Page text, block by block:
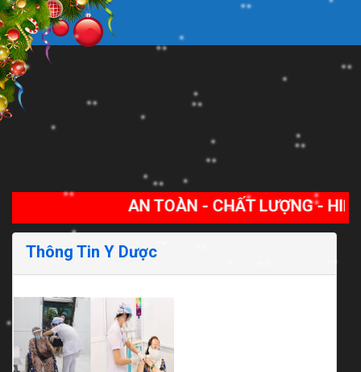
AN TOÀN - CHẤT LƯỢNG - HIỆU QUẢ
Thông Tin Y Dược